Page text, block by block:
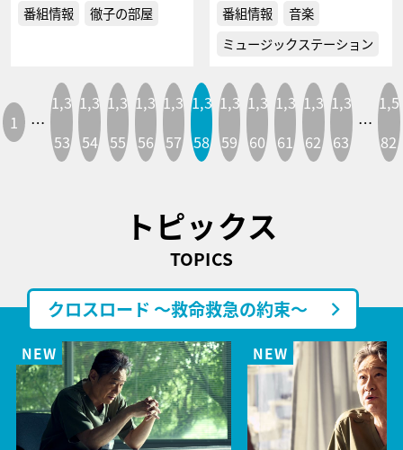
番組情報 徹子の部屋 番組情報
音楽
ミュージックステーション
1 …
1,3
53
1,3
54
1,3
55
1,3
56
1,3
57
1,3
58
1,3
59
1,3
60
1,3
61
1,3
62
1,3
63
…
1,5
82
トピックス
TOPICS
クロスロード ～救命救急の約束～